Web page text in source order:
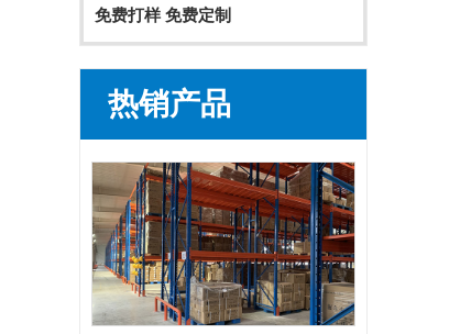
免费打样 免费定制
热销产品